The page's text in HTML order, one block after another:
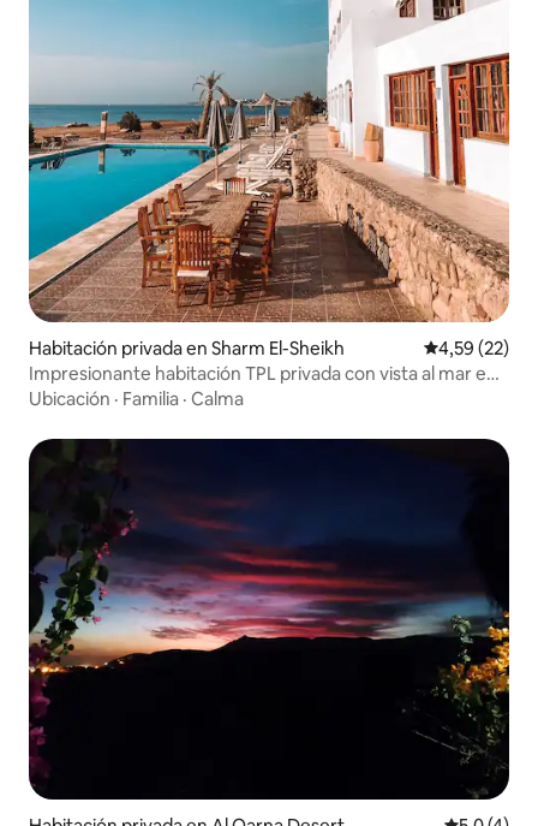
Habitación privada en Sharm El-Sheikh Calificación
4,59 (22)
Impresionante habitación TPL privada con vista al mar en
Serenity Lodge
Ubicación · Familia · Calma